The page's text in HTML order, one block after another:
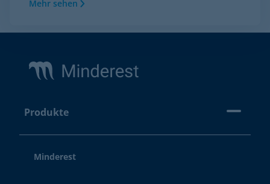
Mehr sehen
Produkte
Minderest